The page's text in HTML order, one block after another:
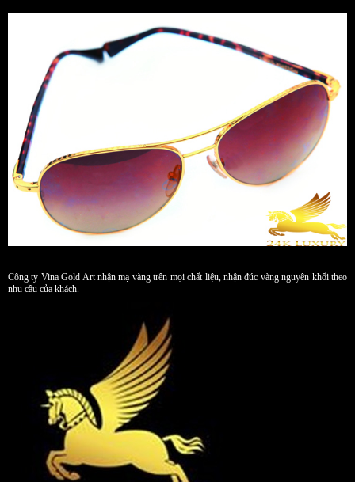
Công ty Vina Gold Art nhận mạ vàng trên mọi chất liệu, nhận đúc vàng nguyên khối theo
nhu cầu của khách.